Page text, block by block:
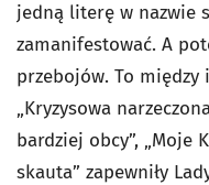
jedną literę w nazwie
zamanifestować. A
przebojów. To między
„Kryzysowa
bardziej obcy”, „Moje
skauta” zapewniły